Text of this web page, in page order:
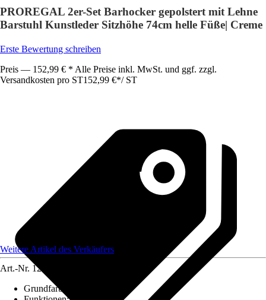
PROREGAL 2er-Set Barhocker gepolstert mit Lehne
Barstuhl Kunstleder Sitzhöhe 74cm helle Füße| Creme
Erste Bewertung schreiben
Preis — 152,99 € * Alle Preise inkl. MwSt. und ggf. zzgl.
Versandkosten pro ST152,99 €*/ ST
Weitere Artikel des Verkäufers
Art.-Nr. 12584876
Grundfarbe